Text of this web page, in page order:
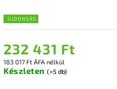
ÚJDONSÁG
232 431 Ft
183 017 Ft ÁFA nélkül
Készleten (>5 db)